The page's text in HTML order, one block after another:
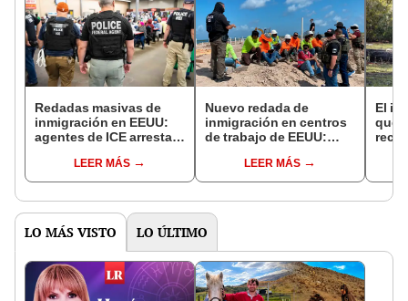
Redadas masivas de
inmigración en EEUU:
agentes de ICE arrestan
un solo díaLEER MÁS
Nuevo redada de
inmigración en centros
de trabajo de EEUU:
arrestaron a 25
inmigrantes en
LEER MÁS
El
que
asno
LO MÁS VISTO LO ÚLTIMO